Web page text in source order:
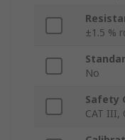
±1.5 %
No
Safety
CAT III,